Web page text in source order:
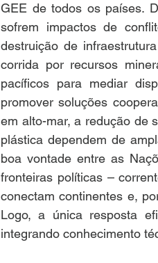
GEE de todos os países.
sofrem impactos de
destruição de
corrida por recursos
pacíficos para mediar
promover soluções
em alto-mar, a redução de
plástica dependem de
boa vontade entre as
fronteiras políticas –
conectam continentes e,
Logo, a única resposta
integrando conhecimento